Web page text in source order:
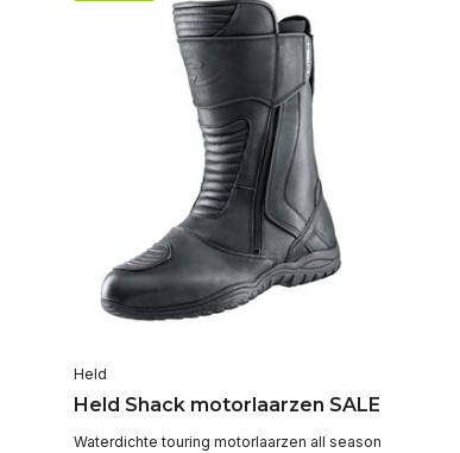
Held
Held Shack motorlaarzen SALE
Waterdichte touring motorlaarzen all season